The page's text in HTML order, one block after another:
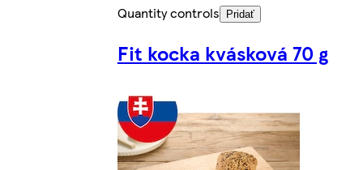
Quantity controls
Pridať
Fit kocka kvásková 70 g